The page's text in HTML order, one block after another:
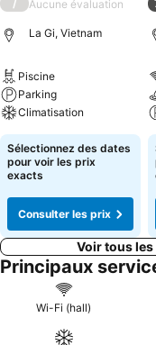
/ Aucune évaluation
La Gi, Vietnam
Piscine
Parking
Climatisation
Sélectionnez des dates
pour voir les prix
exacts
Consulter les prix
Voir tous
Principaux
Wi-Fi (hall)